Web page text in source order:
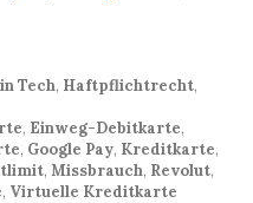
Tech, Haftpflichtrecht,
, Einweg-Debitkarte,
, Google Pay, Kreditkarte,
, Missbrauch, Revolut,
, Virtuelle Kreditkarte